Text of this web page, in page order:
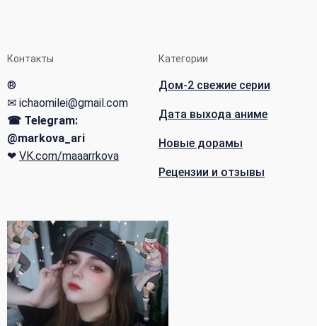
Контакты
®
✉ ichaomilei@gmail.com
☎ Telegram:
@markova_ari
❤ VK.com/maaarrkova
Категории
Дом-2 свежие серии
Дата выхода аниме
Новые дорамы
Рецензии и отзывы